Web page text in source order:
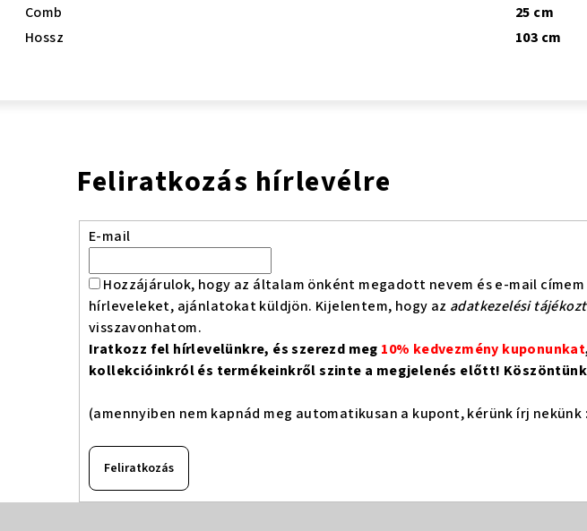
Comb
25 cm
Hossz
103 cm
Feliratkozás hírlevélre
E-mail
Hozzájárulok, hogy az általam önként megadott nevem és e-mail
hírleveleket, ajánlatokat küldjön. Kijelentem, hogy az adatkezelési
visszavonhatom.
Iratkozz fel hírlevelünkre, és szerezd meg 10% kedvezmény kuponunkat
kollekcióinkról és termékeinkről szinte a megjelenés előtt!
(amennyiben nem kapnád meg automatikusan a kupont, kérünk írj nekünk
Feliratkozás